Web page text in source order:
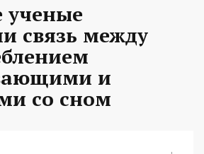
ученые
связь между
и
со сном